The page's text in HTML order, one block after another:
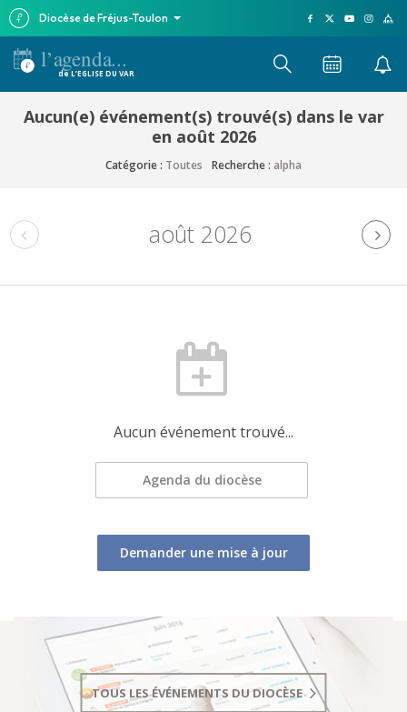
Diocèse de Fréjus-Toulon
l’agenda...
de L’EGLISE DU VAR
Aucun(e) événement(s) trouvé(s) dans le var
en août 2026
Catégorie : Toutes Recherche : alpha
août 2026
Aucun événement trouvé...
Agenda du diocèse
Demander une mise à jour
TOUS LES ÉVÉNEMENTS DU DIOCÈSE